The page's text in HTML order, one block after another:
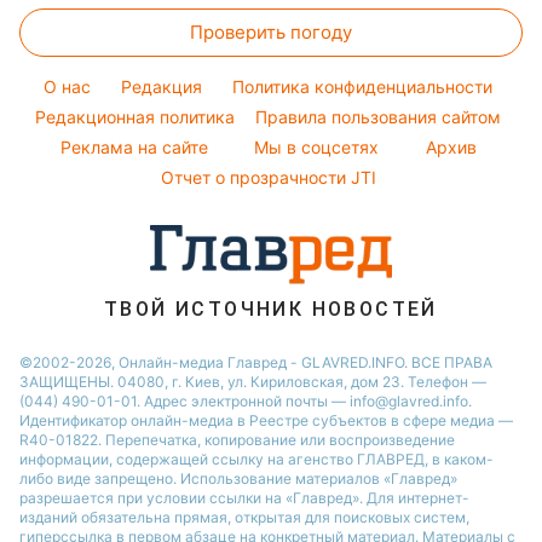
Новости Житомира
Новости Одессы
Погода на сегодня
Погода на завтра
Пылевая буря
Окрашивание волос
Красивый маникюр
Модные ошибки
Новости моды
Советы от Андре Тана
Проверить погоду
O нас Редакция
Политика конфиденциальности
Редакционная политика
Правила пользования сайтом
Реклама на сайте
Мы в соцсетях
Архив
Отчет о прозрачности JTI
ТВОЙ ИСТОЧНИК НОВОСТЕЙ
©2002-2026, Онлайн-медиа Главред - GLAVRED.INFO. ВСЕ ПРАВА
ЗАЩИЩЕНЫ. 04080, г. Киев, ул. Кириловская, дом 23. Телефон —
(044) 490-01-01. Адрес электронной почты — info@glavred.info.
Идентификатор онлайн-медиа в Реестре cубъектов в сфере медиа —
R40-01822. Перепечатка, копирование или воспроизведение
информации, содержащей ссылку на агенство ГЛАВРЕД, в каком-
либо виде запрещено. Использование материалов «Главред»
разрешается при условии ссылки на «Главред». Для интернет-
изданий обязательна прямая, открытая для поисковых систем,
гиперссылка в первом абзаце на конкретный материал. Материалы с